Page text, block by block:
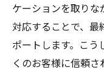
ケーションを取り
対応することで、
ポートします。こう
くのお客様に信頼さ